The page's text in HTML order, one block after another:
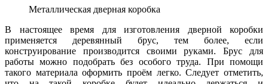
Металлическая дверная коробка
В настоящее время для изготовления дверной коробки
применяется деревянный брус, тем более, если
конструирование производится своими руками. Брус для
работы можно подобрать без особого труда. При помощи
такого материала оформить проём легко. Следует отметить,